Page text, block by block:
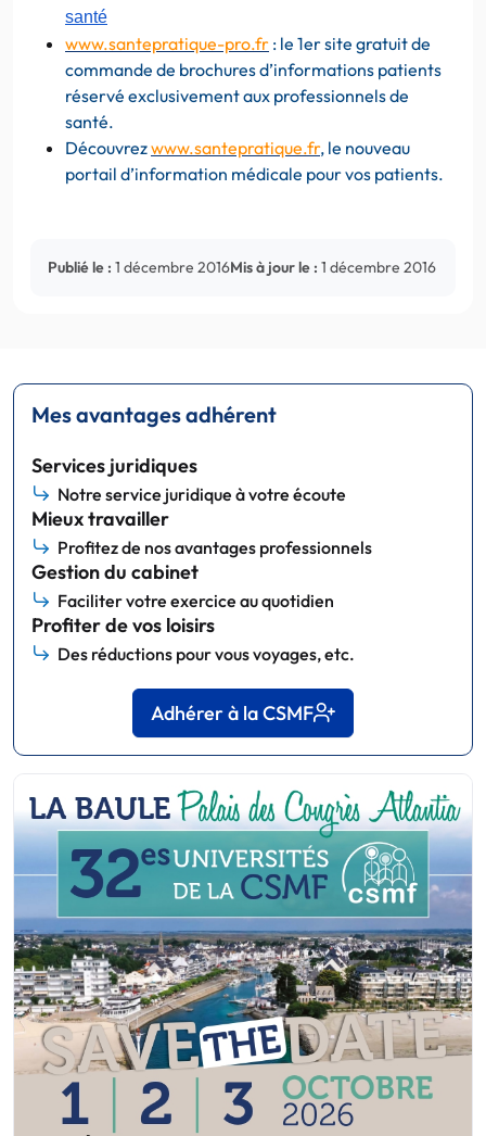
santé
www.santepratique-pro.fr : le 1er site gratuit de
commande de brochures d’informations patients
réservé exclusivement aux professionnels de
santé.
Découvrezwww.santepratique.fr, le nouveau
portail d’information médicale pour vos patients.
Publié le : 1 décembre 2016Mis à jour le : 1 décembre 2016
Mes avantages adhérent
Services juridiques
Notre service juridique à votre écoute
Mieux travailler
Profitez de nos avantages professionnels
Gestion du cabinet
Faciliter votre exercice au quotidien
Profiter de vos loisirs
Des réductions pour vous voyages, etc.
Adhérer à la CSMF